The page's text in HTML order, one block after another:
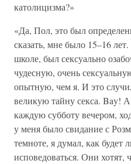
католицизма?»
«Да, Пол, это был
сказать, мне было 15–16
школе, был сексуально
чудесную, очень
опытную, чем я. И это
великую тайну секса. Bay!
каждую субботу вечером,
у меня было свидание с
темноте, я думал, как будет
исповедоваться. Они хотят,